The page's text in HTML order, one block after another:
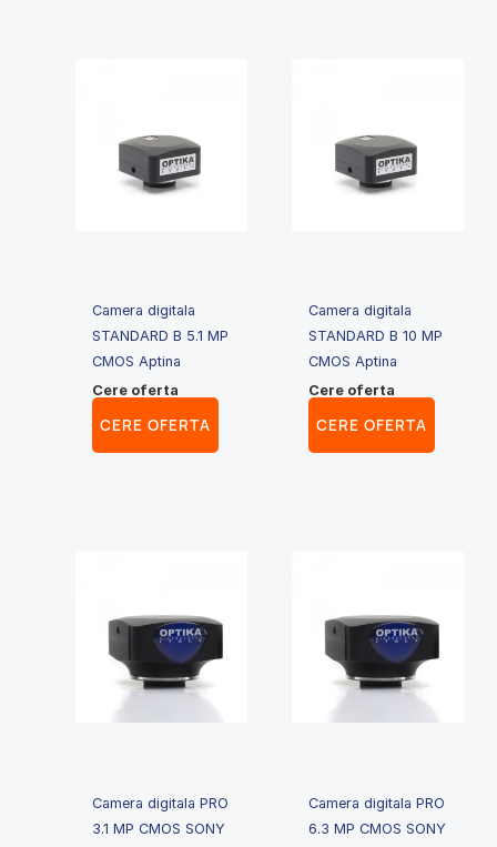
Camera digitala
STANDARD B 5.1 MP
CMOS Aptina
Cere oferta
CERE OFERTA
Camera digitala
STANDARD B 10 MP
CMOS Aptina
Cere oferta
CERE OFERTA
Camera digitala PRO
3.1 MP CMOS SONY
Camera digitala PRO
6.3 MP CMOS SONY